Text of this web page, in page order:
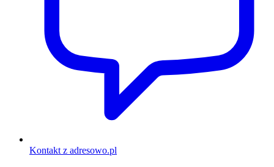
Kontakt z adresowo.pl